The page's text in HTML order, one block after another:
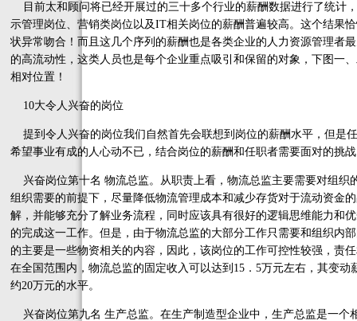
目前太和顾问将已经开展过的三十多个行业的薪酬数据进行了统计
示管理岗位、营销类岗位以及IT相关岗位的薪酬普遍较高。这个结果
状异常吻合！而且这几个序列的薪酬也是各类企业的人力资源管理者
的高流动性，这类人员也是每个企业重点吸引和保留的对象，下图一
相对位置！
10大令人兴奋的岗位
提到令人兴奋的岗位我们自然首先会联想到岗位的薪酬水平，但是
希望事业有成的人心动不已，结合岗位的薪酬和任职者需要面对的挑
兴奋岗位第十名 物流总监。从职责上看，物流总监主要需要对组织
组织需要的前提下，尽量降低物流管理成本和减少存货对于流动资金
解，并能够充分了解业务流程，同时应该具有很好的逻辑思维能力和
的完成这一工作。但是，由于物流总监的大部分工作只需要和组织内
的主要是一些物资相关的内容，因此，该岗位的工作可控性较强，责
在全国范围内，物流总监的固定收入可以达到15．5万元左右，其变
约20万元的水平。
兴奋岗位第九名 生产总监。在生产制造型企业中，生产总监是一个